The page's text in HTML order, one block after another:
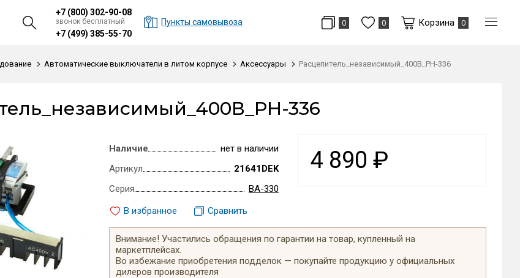
+7 (800) 302-90-08
звонок бесплатный
+7 (499) 385-55-70
Пункты самовывоза 0 0 Корзина 0
Автоматические выключатели в литом корпусе Аксессуары Расцепитель_независимый_400В_РН-336
336
4 890 ₽
Наличие
нет в наличии
Артикул
21641DEK
Серия
ВА-330
В избранное
Сравнить
Внимание! Участились обращения по гарантии на товар, купленный на
маркетплейсах.
Во избежание приобретения подделок — покупайте продукцию у официальных
дилеров производителя